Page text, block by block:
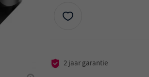
2 jaar garantie